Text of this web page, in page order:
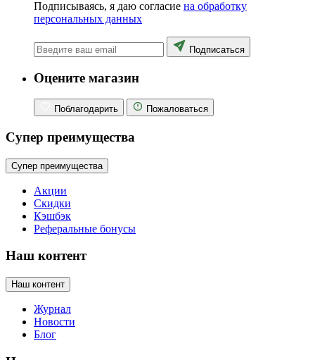
Подписываясь, я даю согласие на обработку
персональных данных
Подписаться
Оцените магазин
Поблагодарить Пожаловаться
Супер преимущества
Супер преимущества
Акции
Скидки
Кэшбэк
Реферальные бонусы
Наш контент
Наш контент
Журнал
Новости
Блог